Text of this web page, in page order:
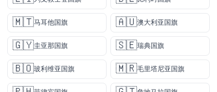
🇲🇹马耳他国旗 🇦🇺澳大利亚国旗
🇬🇾圭亚那国旗 🇸🇪瑞典国旗
🇧🇴玻利维亚国旗 🇲🇷毛里塔尼亚国旗